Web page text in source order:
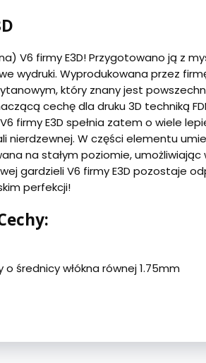
V6 firmy E3D! Przygotowano ją z
wydruki. Wyprodukowana przez
który znany jest
cechę dla druku 3D techniką
firmy E3D spełnia zatem o wiele
nierdzewnej. W części elementu
na stałym poziomie, umożliwiając
gardzieli V6 firmy E3D pozostaje
perfekcji!
średnicy włókna równej 1.75mm